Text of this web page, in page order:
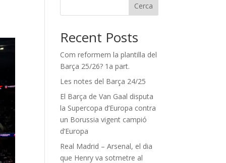
Cerca
Recent Posts
Com reformem la plantilla del
Barça 25/26? 1a part.
Les notes del Barça 24/25
El Barça de Van Gaal disputa
la Supercopa d’Europa contra
un Borussia vigent campió
d’Europa
Real Madrid – Arsenal, el dia
que Henry va sotmetre al